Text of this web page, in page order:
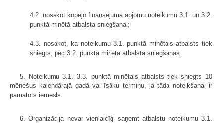
4.2. nosakot kopējo finansējuma apjomu noteikumu 3.1. un 3.2.
punktā minētā atbalsta sniegšanai;
4.3. nosakot, ka noteikumu 3.1. punktā minētais atbalsts tiek
sniegts, pēc 3.2. punktā minētā atbalsta sniegšanas.
5. Noteikumu 3.1.–3.3. punktā minētais atbalsts tiek sniegts 10
mēnešus kalendārajā gadā vai īsāku termiņu, ja tāda noteikšanai ir
pamatots iemesls.
6. Organizācija nevar vienlaicīgi saņemt atbalstu noteikumu 3.1.